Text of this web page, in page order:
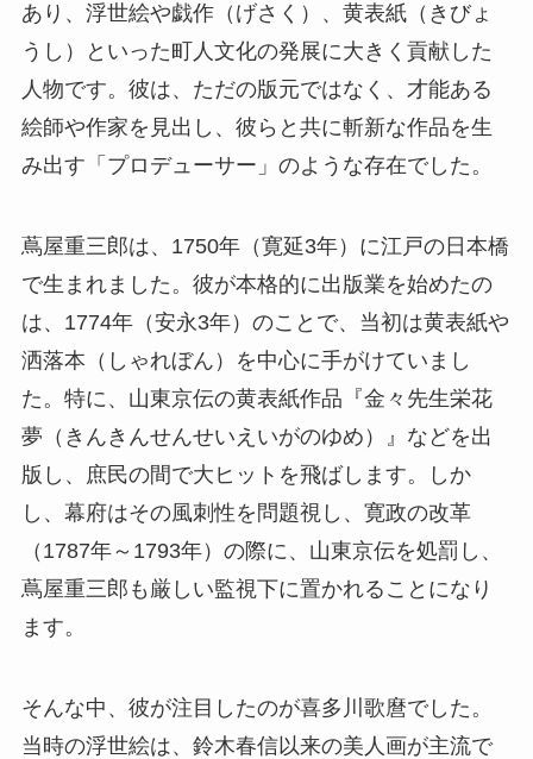
あり、浮世絵や戯作（げさく）、黄表紙（きびょ
うし）といった町人文化の発展に大きく貢献した
人物です。彼は、ただの版元ではなく、才能ある
絵師や作家を見出し、彼らと共に斬新な作品を生
み出す「プロデューサー」のような存在でした。
蔦屋重三郎は、1750年（寛延3年）に江戸の日本橋
で生まれました。彼が本格的に出版業を始めたの
は、1774年（安永3年）のことで、当初は黄表紙や
洒落本（しゃれぼん）を中心に手がけていまし
た。特に、山東京伝の黄表紙作品『金々先生栄花
夢（きんきんせんせいえいがのゆめ）』などを出
版し、庶民の間で大ヒットを飛ばします。しか
し、幕府はその風刺性を問題視し、寛政の改革
（1787年～1793年）の際に、山東京伝を処罰し、
蔦屋重三郎も厳しい監視下に置かれることになり
ます。
そんな中、彼が注目したのが喜多川歌麿でした。
当時の浮世絵は、鈴木春信以来の美人画が主流で